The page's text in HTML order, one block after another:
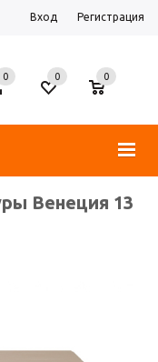
Вход Регистрация
0 0
0
Венеция 13